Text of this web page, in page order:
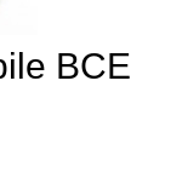
BCE